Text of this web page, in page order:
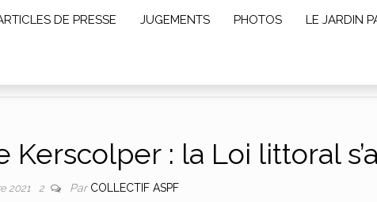
DE PRESSE JUGEMENTS PHOTOS LE JARDIN
Kerscolper : la Loi littoral
2021 2 Par COLLECTIF ASPF